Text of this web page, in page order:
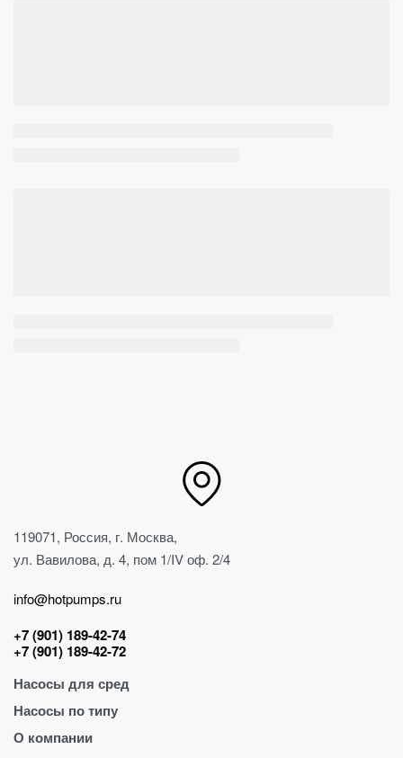
119071, Россия, г. Москва,
ул. Вавилова, д. 4, пом 1/IV оф. 2/4
info@hotpumps.ru
+7 (901) 189-42-74
+7 (901) 189-42-72
Насосы для сред
Для абразива
Для воды
Насосы по типу
Винтовые насосы
О компании